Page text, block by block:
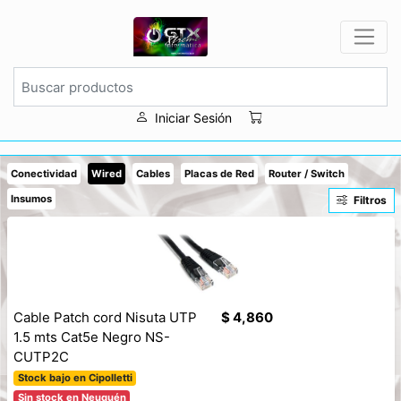
Iniciar Sesión
Conectividad Wired Cables Placas de Red
Router / Switch
Insumos
Filtros
Cable Patch cord Nisuta UTP
1.5 mts Cat5e Negro NS-
CUTP2C
Stock bajo en Cipolletti
Sin stock en Neuquén
$ 4,860